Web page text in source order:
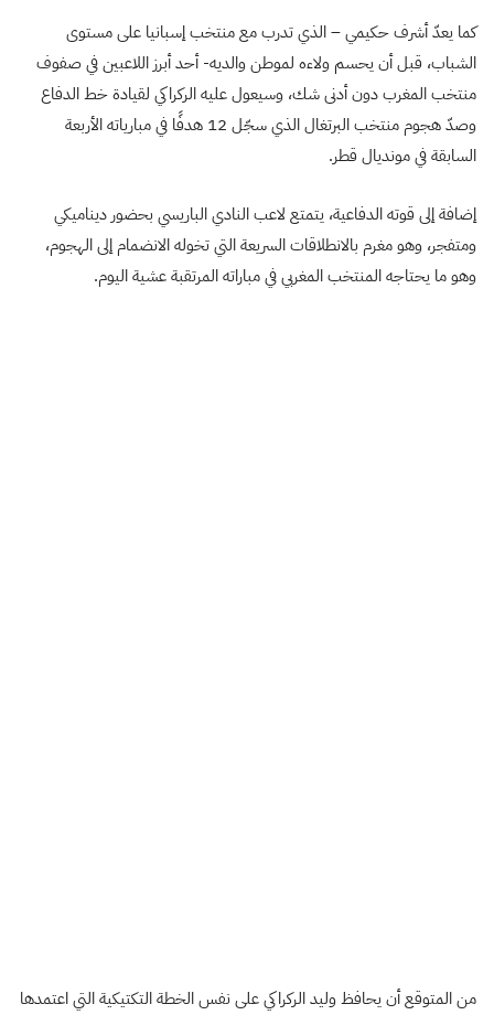
كما يعدّ أشرف حكيمي – الذي تدرب مع منتخب إسبانيا على مستوى
الشباب، قبل أن يحسم ولاءه لموطن والديه- أحد أبرز اللاعبين في صفوف
منتخب المغرب دون أدنى شك، وسيعول عليه الركراكي لقيادة خط الدفاع
وصدّ هجوم منتخب البرتغال الذي سجّل 12 هدفًا في مبارياته الأربعة
السابقة في مونديال قطر.
إضافة إلى قوته الدفاعية، يتمتع لاعب النادي الباريسي بحضور ديناميكي
ومتفجر، وهو مغرم بالانطلاقات السريعة التي تخوله الانضمام إلى الهجوم،
وهو ما يحتاجه المنتخب المغربي في مباراته المرتقبة عشية اليوم.
من المتوقع أن يحافظ وليد الركراكي على نفس الخطة التكتيكية التي اعتمدها